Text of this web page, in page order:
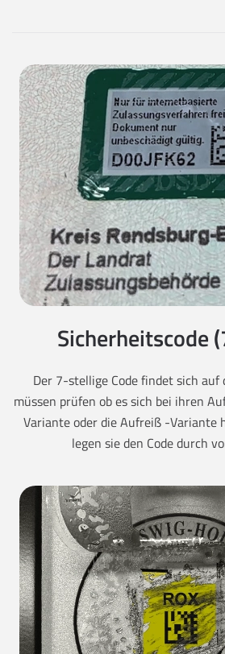
Sicherheitscode
Der 7-stellige Code findet sich
müssen prüfen ob es sich bei ihren
Variante oder die Aufreiß -Variante
legen sie den Code durch